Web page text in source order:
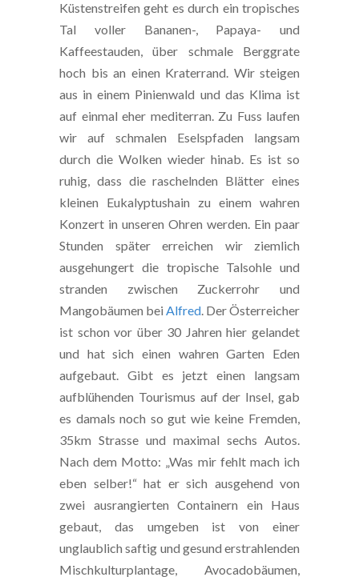
Küstenstreifen geht es durch ein tropisches
Tal voller Bananen-, Papaya- und
Kaffeestauden, über schmale Berggrate
hoch bis an einen Kraterrand. Wir steigen
aus in einem Pinienwald und das Klima ist
auf einmal eher mediterran. Zu Fuss laufen
wir auf schmalen Eselspfaden langsam
durch die Wolken wieder hinab. Es ist so
ruhig, dass die raschelnden Blätter eines
kleinen Eukalyptushain zu einem wahren
Konzert in unseren Ohren werden. Ein paar
Stunden später erreichen wir ziemlich
ausgehungert die tropische Talsohle und
stranden zwischen Zuckerrohr und
Mangobäumen bei Alfred. Der Österreicher
ist schon vor über 30 Jahren hier gelandet
und hat sich einen wahren Garten Eden
aufgebaut. Gibt es jetzt einen langsam
aufblühenden Tourismus auf der Insel, gab
es damals noch so gut wie keine Fremden,
35km Strasse und maximal sechs Autos.
Nach dem Motto: „Was mir fehlt mach ich
eben selber!“ hat er sich ausgehend von
zwei ausrangierten Containern ein Haus
gebaut, das umgeben ist von einer
unglaublich saftig und gesund erstrahlenden
Mischkulturplantage, Avocadobäumen,